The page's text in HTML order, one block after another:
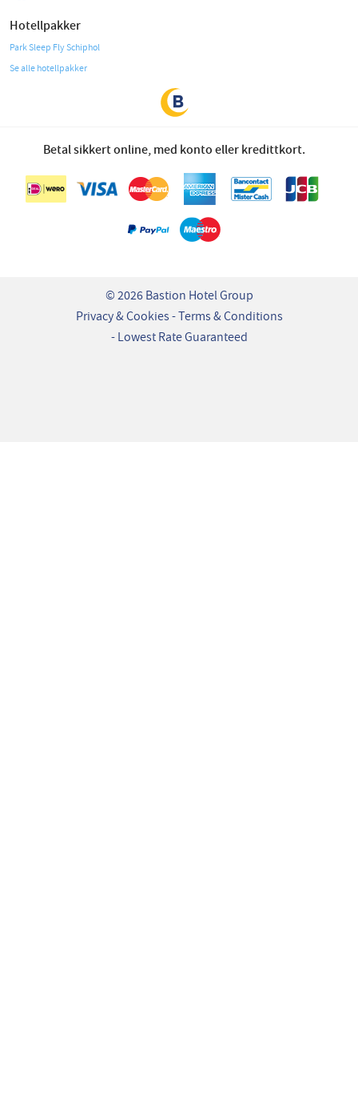
Hotellpakker
Park Sleep Fly Schiphol
Se alle hotellpakker
Betal sikkert online, med konto eller kredittkort.
© 2026 Bastion Hotel Group
Privacy & Cookies Terms & Conditions
Lowest Rate Guaranteed